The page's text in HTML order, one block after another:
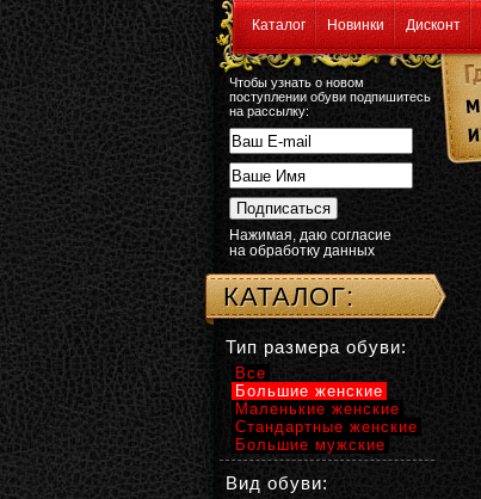
Каталог Новинки Дисконт
Чтобы узнать о новом
поступлении обуви подпишитесь
на рассылку:
Нажимая, даю согласие
на обработку данных
КАТАЛОГ:
Тип размера обуви:
Все
Большие женские
Маленькие женские
Стандартные женские
Большие мужские
Вид обуви: